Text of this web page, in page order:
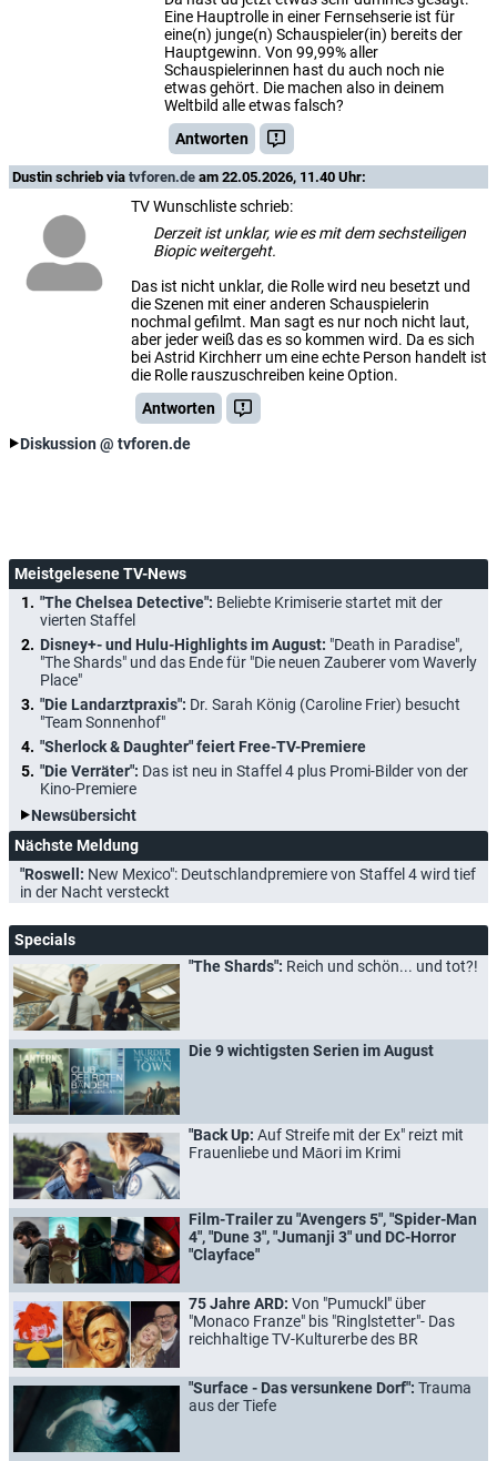
Eine Hauptrolle in einer Fernsehserie ist für
eine(n) junge(n) Schauspieler(in) bereits der
Hauptgewinn. Von 99,99% aller
Schauspielerinnen hast du auch noch nie
etwas gehört. Die machen also in deinem
Weltbild alle etwas falsch?
Antworten
Dustin schrieb via tvforen.de am 22.05.2026, 11.40 Uhr:
TV Wunschliste schrieb:
Derzeit ist unklar, wie es mit dem sechsteiligen
Biopic weitergeht.
Das ist nicht unklar, die Rolle wird neu besetzt und
die Szenen mit einer anderen Schauspielerin
nochmal gefilmt. Man sagt es nur noch nicht laut,
aber jeder weiß das es so kommen wird. Da es sich
bei Astrid Kirchherr um eine echte Person handelt ist
die Rolle rauszuschreiben keine Option.
Antworten
Diskussion @ tvforen.de
Meistgelesene TV-News
"The Chelsea Detective": Beliebte Krimiserie startet mit der
vierten Staffel
Disney+- und Hulu-Highlights im August: "Death in Paradise",
"The Shards" und das Ende für "Die neuen Zauberer vom Waverly
Place"
"Die Landarztpraxis": Dr. Sarah König (Caroline Frier) besucht
"Team Sonnenhof"
"Sherlock & Daughter" feiert Free-TV-Premiere
"Die Verräter": Das ist neu in Staffel 4 plus Promi-Bilder von der
Kino-Premiere
Newsübersicht
Nächste Meldung
"Roswell: New Mexico": Deutschlandpremiere von Staffel 4 wird tief
in der Nacht versteckt
Specials
"The Shards": Reich und schön... und tot?!
Die 9 wichtigsten Serien im August
"Back Up: Auf Streife mit der Ex" reizt mit
Frauenliebe und Māori im Krimi
Film-Trailer zu "Avengers 5", "Spider-Man
4", "Dune 3", "Jumanji 3" und DC-Horror
"Clayface"
75 Jahre ARD: Von "Pumuckl" über
"Monaco Franze" bis "Ringlstetter"- Das
reichhaltige TV-Kulturerbe des BR
"Surface - Das versunkene Dorf": Trauma
aus der Tiefe